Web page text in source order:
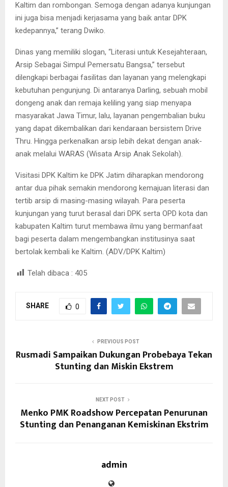
Kaltim dan rombongan. Semoga dengan adanya kunjungan
ini juga bisa menjadi kerjasama yang baik antar DPK
kedepannya,” terang Dwiko.
Dinas yang memiliki slogan, “Literasi untuk Kesejahteraan,
Arsip Sebagai Simpul Pemersatu Bangsa,” tersebut
dilengkapi berbagai fasilitas dan layanan yang melengkapi
kebutuhan pengunjung. Di antaranya Darling, sebuah mobil
dongeng anak dan remaja keliling yang siap menyapa
masyarakat Jawa Timur, lalu, layanan pengembalian buku
yang dapat dikembalikan dari kendaraan bersistem Drive
Thru. Hingga perkenalkan arsip lebih dekat dengan anak-
anak melalui WARAS (Wisata Arsip Anak Sekolah).
Visitasi DPK Kaltim ke DPK Jatim diharapkan mendorong
antar dua pihak semakin mendorong kemajuan literasi dan
tertib arsip di masing-masing wilayah. Para peserta
kunjungan yang turut berasal dari DPK serta OPD kota dan
kabupaten Kaltim turut membawa ilmu yang bermanfaat
bagi peserta dalam mengembangkan institusinya saat
bertolak kembali ke Kaltim. (ADV/DPK Kaltim)
Telah dibaca : 405
SHARE 0
PREVIOUS POST
Rusmadi Sampaikan Dukungan Probebaya Tekan
Stunting dan Miskin Ekstrem
NEXT POST
Menko PMK Roadshow Percepatan Penurunan
Stunting dan Penanganan Kemiskinan Ekstrim
admin